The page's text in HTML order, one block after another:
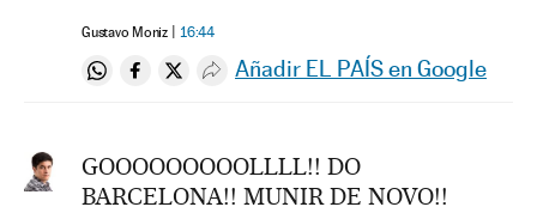
Gustavo Moniz 16:44
Compartir en Whatsapp
Compartir en Facebook
Compartir en Twitter
Desplegar Redes Sociales
Añadir EL PAÍS en Google
GOOOOOOOOOLLLL!! DO
BARCELONA!! MUNIR DE NOVO!!